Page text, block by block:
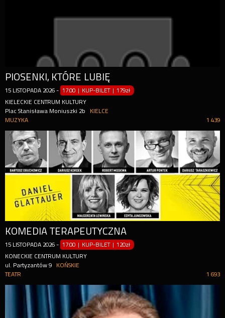
PIOSENKI, KTÓRE LUBIĘ
15 LISTOPADA 2026 - 17:00 | KUP-BILET |179zł
KIELECKIE CENTRUM KULTURY
Plac Stanisława Moniuszki 2b
KIELCE
1 439
MUZYKA
KOMEDIA TERAPEUTYCZNA
15 LISTOPADA 2026 - 17:00 | KUP-BILET |120zł
KONECKIE CENTRUM KULTURY
ul. Partyzantów 9
KOŃSKIE
1 693
TEATR